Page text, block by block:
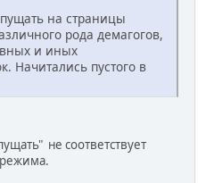
на страницы
рода демагогов,
и иных
Начитались пустого в
не соответствует